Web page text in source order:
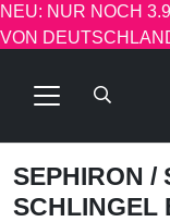
NEU: NUR NOCH
VON
SEPHIRON /
SCHLINGEL